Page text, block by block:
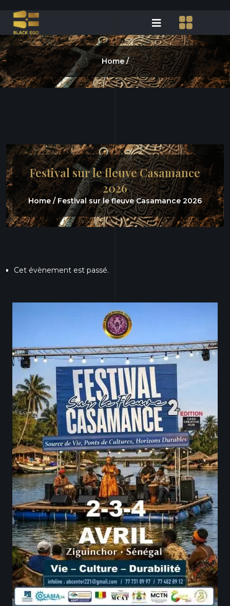
Home /
Festival sur le fleuve Casamance
2026
Home / Festival sur le fleuve Casamance 2026
Cet évènement est passé.